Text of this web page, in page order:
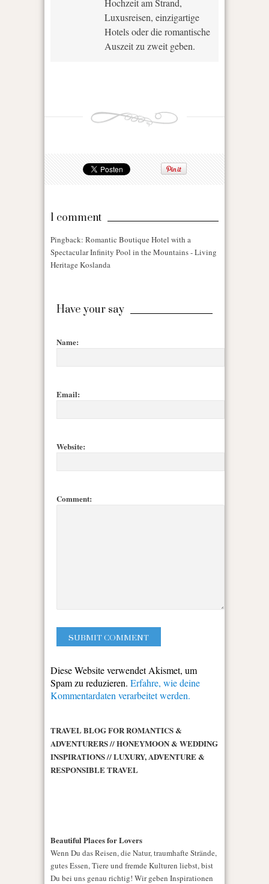
Luxusreisen, einzigartige
Hotels oder die romantische
Auszeit zu zweit geben.
1 comment
Pingback: Romantic Boutique Hotel with a
Spectacular Infinity Pool in the Mountains - Living
Heritage Koslanda
Have your say
Name:
Email:
Website:
Comment:
Diese Website verwendet Akismet, um
Spam zu reduzieren. Erfahre, wie deine
Kommentardaten verarbeitet werden.
TRAVEL BLOG FOR ROMANTICS &
ADVENTURERS // HONEYMOON & WEDDING
INSPIRATIONS // LUXURY, ADVENTURE &
RESPONSIBLE TRAVEL
Beautiful Places for Lovers
Wenn Du das Reisen, die Natur, traumhafte Strände,
gutes Essen, Tiere und fremde Kulturen liebst, bist
Du bei uns genau richtig! Wir geben Inspirationen